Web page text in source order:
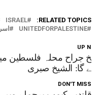
RELATED TOPICS:
ISRAEL
UNITEDFORPALESTINE
UP
جراح محلہ فلسطین
گا: الشیخ صبری
DON'T MISS